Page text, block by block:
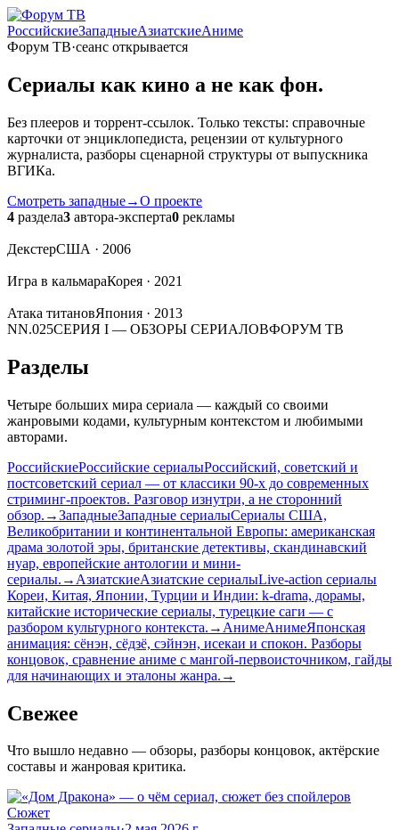
РоссийскиеЗападныеАзиатскиеАниме
Форум ТВ·сеанс открывается
Сериалы как кино а не как фон.
Без плееров и торрент-ссылок. Только тексты: справочные
карточки от энциклопедиста, рецензии от культурного
журналиста, разборы сценарной структуры от выпускника
ВГИКа.
Смотреть западные→О проекте
4 раздела3 автора-эксперта0 рекламы
ДекстерСША · 2006
Игра в кальмараКорея · 2021
Атака титановЯпония · 2013
NN.025СЕРИЯ I — ОБЗОРЫ СЕРИАЛОВФОРУМ ТВ
Разделы
Четыре больших мира сериала — каждый со своими
жанровыми кодами, культурным контекстом и любимыми
авторами.
РоссийскиеРоссийские сериалыРоссийский, советский и
постсоветский сериал — от классики 90-х до современных
стриминг-проектов. Разговор изнутри, а не сторонний
обзор. →ЗападныеЗападные сериалыСериалы США,
Великобритании и континентальной Европы: американская
драма золотой эры, британские детективы, скандинавский
нуар, европейские антологии и мини-
сериалы. → АзиатскиеАзиатские сериалыLive-action сериалы
Кореи, Китая, Японии, Турции и Индии: k-drama, дорамы,
китайские исторические сериалы, турецкие саги — с
разбором культурного контекста. → АнимеАнимеЯпонская
анимация: сёнэн, сёдзё, сэйнэн, исекаи и спокон. Разборы
концовок, сравнение аниме с мангой-первоисточником, гайды
для начинающих и эталоны жанра. →
Свежее
Что вышло недавно — обзоры, разборы концовок, актёрские
составы и жанровая критика.
Сюжет